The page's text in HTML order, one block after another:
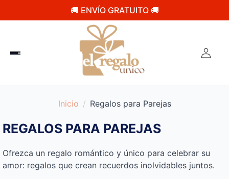
🚚 ENVÍO GRATUITO 🚚
Inicio Regalos para Parejas
REGALOS PARA PAREJAS
Ofrezca un regalo romántico y único para celebrar su
amor: regalos que crean recuerdos inolvidables juntos.